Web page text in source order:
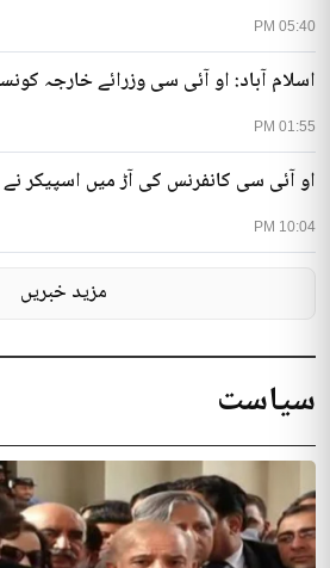
05:40 PM
01:55 PM
اسلام آباد: او آئی سی وزرائے خارجہ
10:04 PM
او آئی سی کانفرنس کی آڑ میں اسپیکر
مزید خبریں
سیاست